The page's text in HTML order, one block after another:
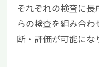
それぞれの検査に
らの検査を組み合
断・評価が可能にな